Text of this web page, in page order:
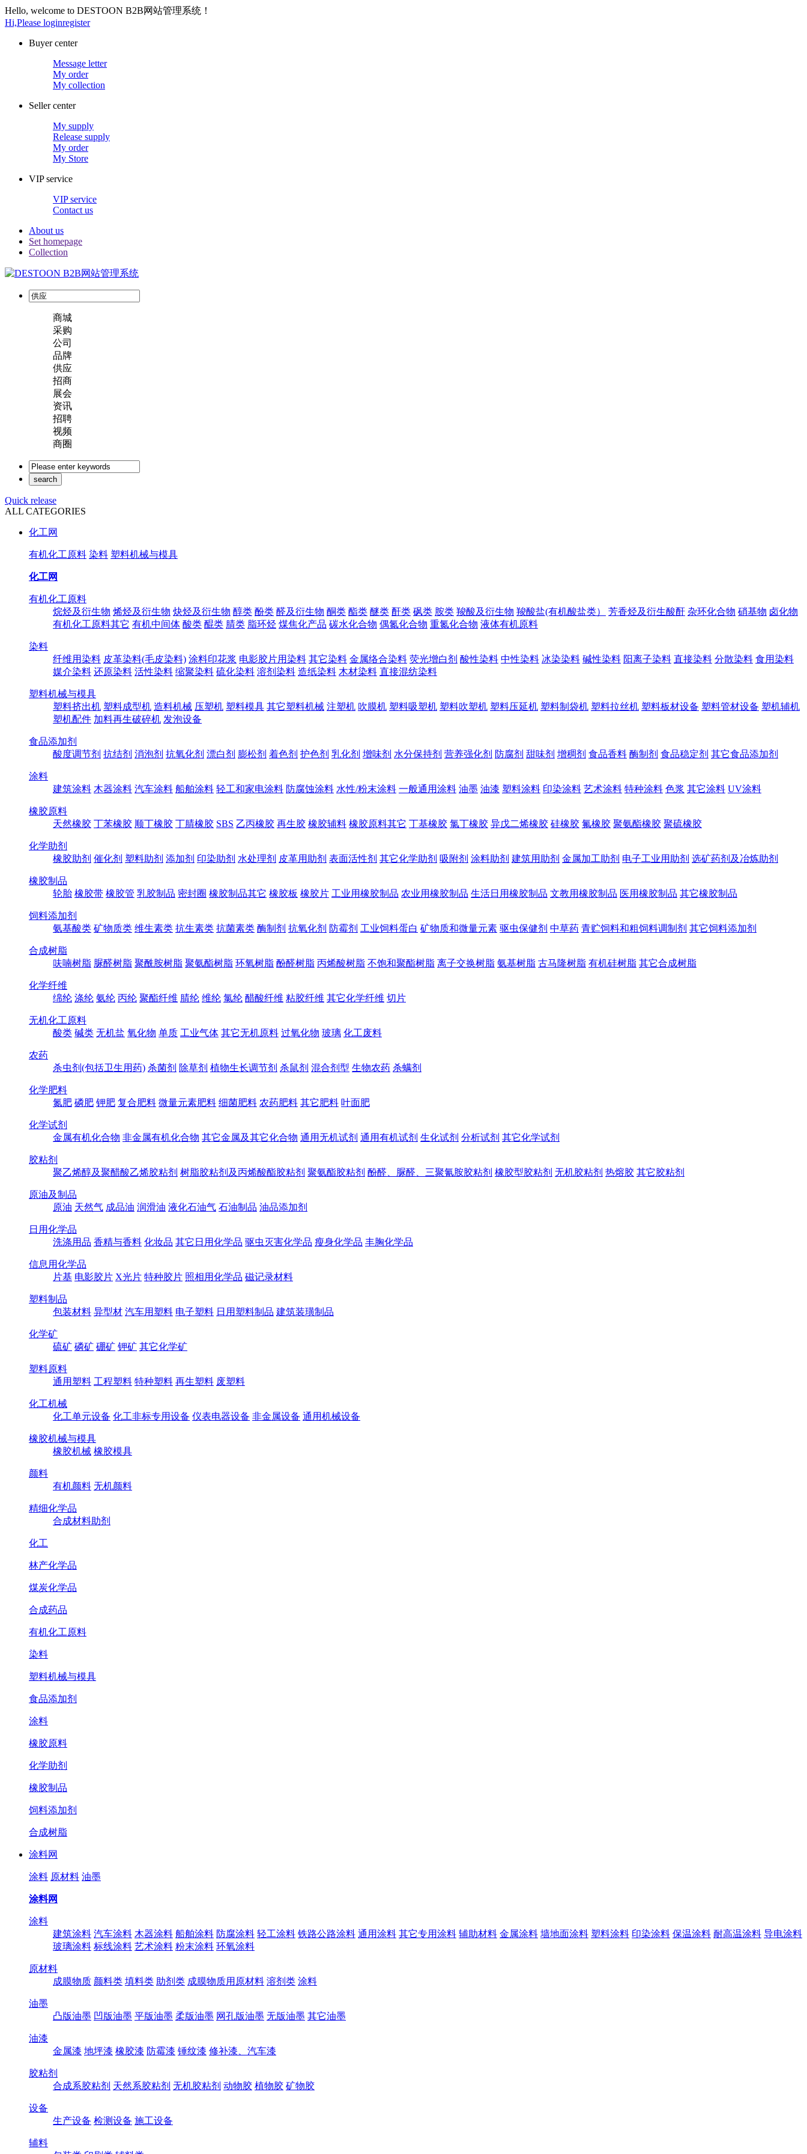
Hello, welcome to DESTOON B2B网站管理系统！
Hi,Please loginregister
Buyer center
Message letter
My order
My collection
Seller center
My supply
Release supply
My order
My Store
VIP service
VIP service
Contact us
About us
Set homepage
Collection
商城
采购
公司
品牌
供应
招商
展会
资讯
招聘
视频
商圈
Quick release
ALL CATEGORIES
化工网
有机化工原料 染料 塑料机械与模具
化工网
有机化工原料
烷烃及衍生物 烯烃及衍生物 炔烃及衍生物 醇类 酚类 醛及衍生物 酮类 酯类 醚类 酐类 砜类 胺类 羧酸及衍生物 羧酸盐(有机酸盐类） 芳香烃及衍生酸酐 杂环化合物 硝基物 卤化物
有机化工原料其它 有机中间体 酸类 醌类 腈类 脂环烃 煤焦化产品 碳水化合物 偶氮化合物 重氮化合物 液体有机原料
染料
纤维用染料 皮革染料(毛皮染料) 涂料印花浆 电影胶片用染料 其它染料 金属络合染料 荧光增白剂 酸性染料 中性染料 冰染染料 碱性染料 阳离子染料 直接染料 分散染料 食用染料
媒介染料 还原染料 活性染料 缩聚染料 硫化染料 溶剂染料 造纸染料 木材染料 直接混纺染料
塑料机械与模具
塑料挤出机 塑料成型机 造料机械 压塑机 塑料模具 其它塑料机械 注塑机 吹膜机 塑料吸塑机 塑料吹塑机 塑料压延机 塑料制袋机 塑料拉丝机 塑料板材设备 塑料管材设备 塑机辅机
塑机配件 加料再生破碎机 发泡设备
食品添加剂
酸度调节剂 抗结剂 消泡剂 抗氧化剂 漂白剂 膨松剂 着色剂 护色剂 乳化剂 增味剂 水分保持剂 营养强化剂 防腐剂 甜味剂 增稠剂 食品香料 酶制剂 食品稳定剂 其它食品添加剂
涂料
建筑涂料 木器涂料 汽车涂料 船舶涂料 轻工和家电涂料 防腐蚀涂料 水性/粉末涂料 一般通用涂料 油墨 油漆 塑料涂料 印染涂料 艺术涂料 特种涂料 色浆 其它涂料 UV涂料
橡胶原料
天然橡胶 丁苯橡胶 顺丁橡胶 丁腈橡胶 SBS 乙丙橡胶 再生胶 橡胶辅料 橡胶原料其它 丁基橡胶 氯丁橡胶 异戊二烯橡胶 硅橡胶 氟橡胶 聚氨酯橡胶 聚硫橡胶
化学助剂
橡胶助剂 催化剂 塑料助剂 添加剂 印染助剂 水处理剂 皮革用助剂 表面活性剂 其它化学助剂 吸附剂 涂料助剂 建筑用助剂 金属加工助剂 电子工业用助剂 选矿药剂及冶炼助剂
橡胶制品
轮胎 橡胶带 橡胶管 乳胶制品 密封圈 橡胶制品其它 橡胶板 橡胶片 工业用橡胶制品 农业用橡胶制品 生活日用橡胶制品 文教用橡胶制品 医用橡胶制品 其它橡胶制品
饲料添加剂
氨基酸类 矿物质类 维生素类 抗生素类 抗菌素类 酶制剂 抗氧化剂 防霉剂 工业饲料蛋白 矿物质和微量元素 驱虫保健剂 中草药 青贮饲料和粗饲料调制剂 其它饲料添加剂
合成树脂
呋喃树脂 脲醛树脂 聚酰胺树脂 聚氨酯树脂 环氧树脂 酚醛树脂 丙烯酸树脂 不饱和聚酯树脂 离子交换树脂 氨基树脂 古马隆树脂 有机硅树脂 其它合成树脂
化学纤维
绵纶 涤纶 氨纶 丙纶 聚酯纤维 腈纶 维纶 氯纶 醋酸纤维 粘胶纤维 其它化学纤维 切片
无机化工原料
酸类 碱类 无机盐 氧化物 单质 工业气体 其它无机原料 过氧化物 玻璃 化工废料
农药
杀虫剂(包括卫生用药) 杀菌剂 除草剂 植物生长调节剂 杀鼠剂 混合剂型 生物农药 杀螨剂
化学肥料
氮肥 磷肥 钾肥 复合肥料 微量元素肥料 细菌肥料 农药肥料 其它肥料 叶面肥
化学试剂
金属有机化合物 非金属有机化合物 其它金属及其它化合物 通用无机试剂 通用有机试剂 生化试剂 分析试剂 其它化学试剂
胶粘剂
聚乙烯醇及聚醋酸乙烯胶粘剂 树脂胶粘剂及丙烯酸酯胶粘剂 聚氨酯胶粘剂 酚醛、脲醛、三聚氰胺胶粘剂 橡胶型胶粘剂 无机胶粘剂 热熔胶 其它胶粘剂
原油及制品
原油 天然气 成品油 润滑油 液化石油气 石油制品 油品添加剂
日用化学品
洗涤用品 香精与香料 化妆品 其它日用化学品 驱虫灭害化学品 瘦身化学品 丰胸化学品
信息用化学品
片基 电影胶片 X光片 特种胶片 照相用化学品 磁记录材料
塑料制品
包装材料 异型材 汽车用塑料 电子塑料 日用塑料制品 建筑装璜制品
化学矿
硫矿 磷矿 硼矿 钾矿 其它化学矿
塑料原料
通用塑料 工程塑料 特种塑料 再生塑料 废塑料
化工机械
化工单元设备 化工非标专用设备 仪表电器设备 非金属设备 通用机械设备
橡胶机械与模具
橡胶机械 橡胶模具
颜料
有机颜料 无机颜料
精细化学品
合成材料助剂
化工
林产化学品
煤炭化学品
合成药品
有机化工原料
染料
塑料机械与模具
食品添加剂
涂料
橡胶原料
化学助剂
橡胶制品
饲料添加剂
合成树脂
涂料网
涂料 原材料 油墨
涂料网
涂料
建筑涂料 汽车涂料 木器涂料 船舶涂料 防腐涂料 轻工涂料 铁路公路涂料 通用涂料 其它专用涂料 辅助材料 金属涂料 墙地面涂料 塑料涂料 印染涂料 保温涂料 耐高温涂料 导电涂料
玻璃涂料 标线涂料 艺术涂料 粉末涂料 环氧涂料
原材料
成膜物质 颜料类 填料类 助剂类 成膜物质用原材料 溶剂类 涂料
油墨
凸版油墨 凹版油墨 平版油墨 柔版油墨 网孔版油墨 无版油墨 其它油墨
油漆
金属漆 地坪漆 橡胶漆 防霉漆 锤纹漆 修补漆、汽车漆
胶粘剂
合成系胶粘剂 天然系胶粘剂 无机胶粘剂 动物胶 植物胶 矿物胶
设备
生产设备 检测设备 施工设备
辅料